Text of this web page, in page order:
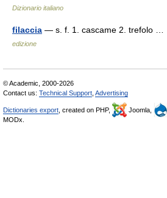
Dizionario italiano
filaccia — s. f. 1. cascame 2. trefolo …
edizione
© Academic, 2000-2026
Contact us: Technical Support Advertising
Dictionaries export , created on PHP, Joomla,
MODx.